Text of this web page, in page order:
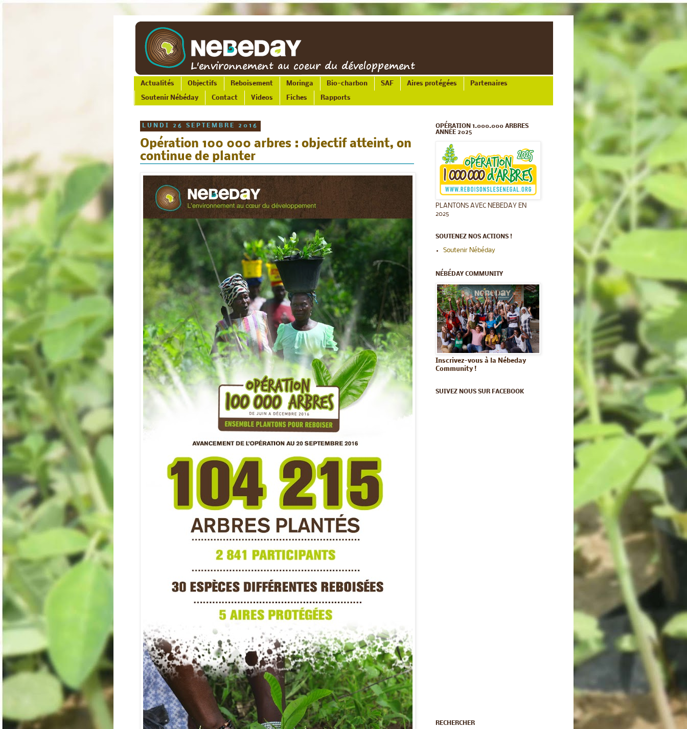
Actualités Objectifs Reboisement Moringa Bio-charbon SAF Aires protégées Partenaires
Soutenir Nébéday Contact Videos Fiches Rapports
LUNDI 26 SEPTEMBRE 2016
Opération 100 000 arbres : objectif atteint, on
continue de planter
OPÉRATION 1.000.000 ARBRES
ANNÉE 2025
PLANTONS AVEC NEBEDAY EN
2025
SOUTENEZ NOS ACTIONS !
Soutenir Nébéday
NÉBÉDAY COMMUNITY
Inscrivez-vous à la Nébeday
Community !
SUIVEZ NOUS SUR FACEBOOK
RECHERCHER